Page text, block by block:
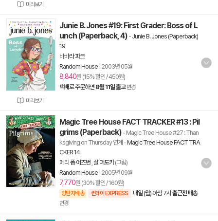
미리보기
미리보기
Junie B. Jones #19: First Grader: Boss of L
unch (Paperback, 4) - Junie B. Jones (Paperback)
19
바바라 파크
Random House 2003년 05월
8,840원 (15% 할인 / 450원)
택배로 주문하면 8월 11일 출고 변경
Magic Tree House FACT TRACKER #13 : Pil
grims (Paperback) - Magic Tree House #27 : Than
ksgiving on Thursday 연계 -Magic Tree House FACT TRA
CKER 14
메리 폽 어즈번 살 머도카(그림)
Random House 2005년 09월
7,770원 (30% 할인 / 160원)
양탄자배송 썬데이 EXPRESS 내일 (월) 아침 7시 출근전 배송
변경